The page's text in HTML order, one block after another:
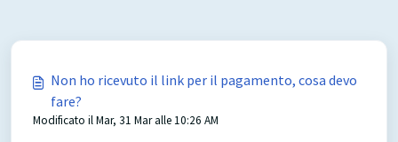
Non ho ricevuto il link per il pagamento, cosa devo
fare?
Modificato il Mar, 31 Mar alle 10:26 AM